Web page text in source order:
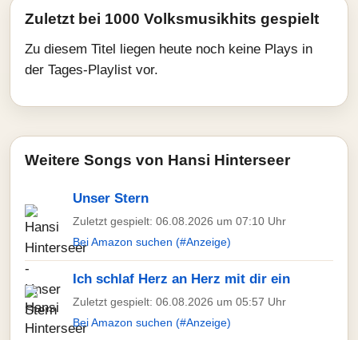
Zuletzt bei 1000 Volksmusikhits gespielt
Zu diesem Titel liegen heute noch keine Plays in
der Tages-Playlist vor.
Weitere Songs von Hansi Hinterseer
Unser Stern
Zuletzt gespielt: 06.08.2026 um 07:10 Uhr
Bei Amazon suchen (#Anzeige)
Ich schlaf Herz an Herz mit dir ein
Zuletzt gespielt: 06.08.2026 um 05:57 Uhr
Bei Amazon suchen (#Anzeige)